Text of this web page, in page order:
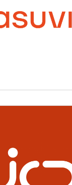
NASUVINSA
Vivienda y urbanismo
NICDO